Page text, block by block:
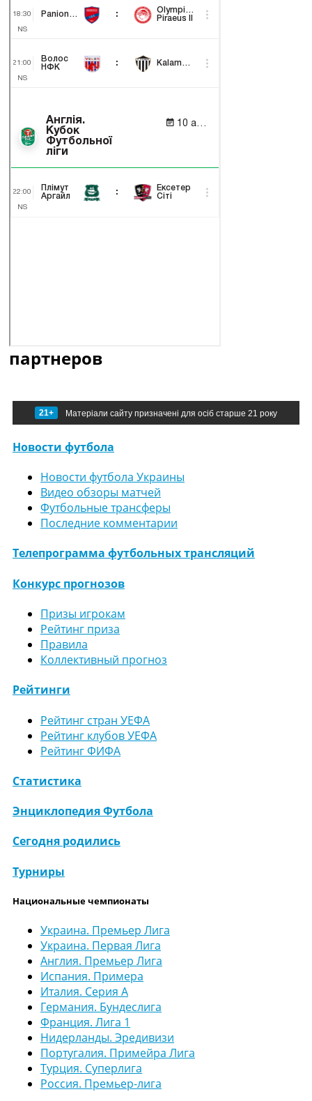
партнеров
21+ Матеріали сайту призначені для осіб старше 21 року
Новости футбола
Новости футбола Украины
Видео обзоры матчей
Футбольные трансферы
Последние комментарии
Телепрограмма футбольных трансляций
Конкурс прогнозов
Призы игрокам
Рейтинг приза
Правила
Коллективный прогноз
Рейтинги
Рейтинг стран УЕФА
Рейтинг клубов УЕФА
Рейтинг ФИФА
Статистика
Энциклопедия Футбола
Сегодня родились
Турниры
Национальные чемпионаты
Украина. Премьер Лига
Украина. Первая Лига
Англия. Премьер Лига
Испания. Примера
Италия. Серия А
Германия. Бундеслига
Франция. Лига 1
Нидерланды. Эредивизи
Португалия. Примейра Лига
Турция. Суперлига
Россия. Премьер-лига